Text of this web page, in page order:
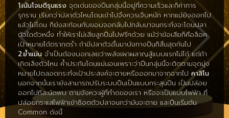
1.เน้นโจมตีรุนแรง จุดเด่นของปืนกลุ่มนี้อยู่ที่ความเร็วและก็ค่าการ
รุกราน เรียกว่าปลาตัวไหนโดนเข้าไปจึงควรเจ็บหนัก หากแม้ยิงออกไป
แล้วไม่โดน ก็ยังสะท้อนกับขอบจอกลับไปกลับมาจนกระทั่งจะโดนปลา
ตัวใดตัวหนึ่ง ทำให้เราไม่เสียลูกปืนไปฟรีๆด้วย แม้ว่าข้อเสียก็คือล็อค
เป้าหมายได้ตรากตรำ ถ้ามีปลาตัวอื่นมาบังทางปืนก็สิ้นสุดกันไป
2.ย้ำแม่น จำเป็นต้องบอกเลยว่าพลังเผาผลาญสู้แบบแรกไม่ได้ แต่ถ้า
เกิดเล็งตัวไหน ค้ำประกันโดนแน่นอนเพราะว่าปืนกลุ่มนี้จะติดตามจุดมุ่ง
หมายไปตลอดกระทั่งเป้าประสงค์จะตายหรือออกมาจากฉากไป คาสิโน
นอกจากนั้นเรายังสามารถปรับระบบปืนเป็นแบบกระสุนปืน เป็นปล่อย
ออกไปทีละนัดพบ ตามจังหวะผู้ที่ทำดของเรา หรือจะเป็นแบบไฟฟ้า ที่
ปล่อยกระแสไฟฟ้าเข้าช็อตตัวปลาจนกว่ามันจะตาย และปืนเริ่มต้น
Common ดังนี้